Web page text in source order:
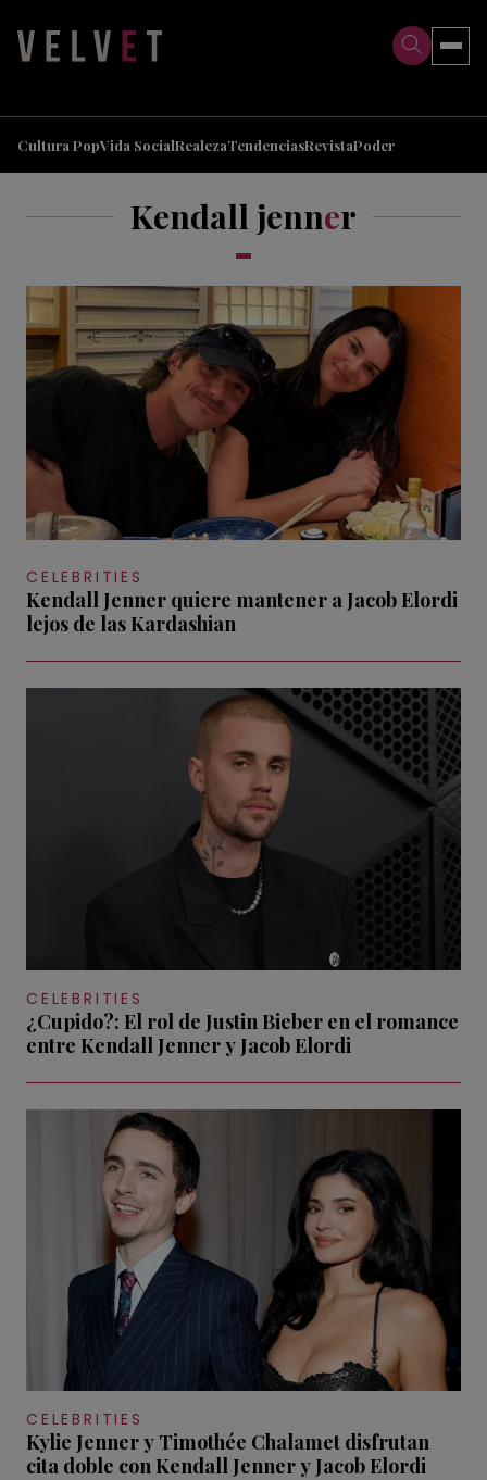
Cultura PopVida SocialRealezaTendenciasRevistaPoder
Kendall jenner
CELEBRITIES
Kendall Jenner quiere mantener a Jacob Elordi
lejos de las Kardashian
CELEBRITIES
¿Cupido?: El rol de Justin Bieber en el romance
entre Kendall Jenner y Jacob Elordi
CELEBRITIES
Kylie Jenner y Timothée Chalamet disfrutan
cita doble con Kendall Jenner y Jacob Elordi